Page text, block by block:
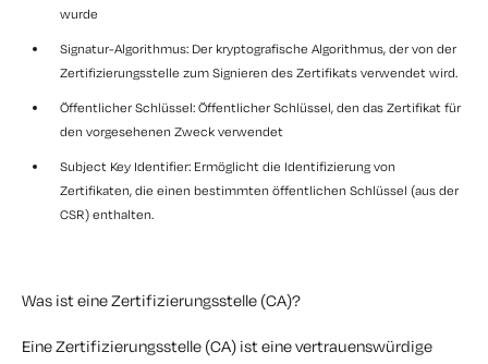
wurde
Signatur-Algorithmus: Der kryptografische Algorithmus, der von der
Zertifizierungsstelle zum Signieren des Zertifikats verwendet wird.
Öffentlicher Schlüssel: Öffentlicher Schlüssel, den das Zertifikat für
den vorgesehenen Zweck verwendet
Subject Key Identifier: Ermöglicht die Identifizierung von
Zertifikaten, die einen bestimmten öffentlichen Schlüssel (aus der
CSR) enthalten.
Was ist eine Zertifizierungsstelle (CA)?
Eine Zertifizierungsstelle (CA) ist eine vertrauenswürdige